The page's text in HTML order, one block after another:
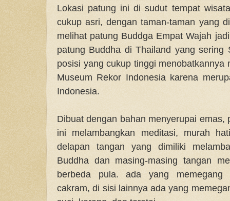
Lokasi patung ini di sudut tempat
cukup asri, dengan taman-taman yang
melihat patung Buddga Empat Wajah
patung Buddha di Thailand yang
posisi yang cukup tinggi menobatkannya
Museum Rekor Indonesia karena
Indonesia.
Dibuat dengan bahan menyerupai emas,
ini melambangkan meditasi, murah
delapan tangan yang dimiliki
Buddha dan masing-masing tangan
berbeda pula. ada yang memegang
cakram, di sisi lainnya ada yang